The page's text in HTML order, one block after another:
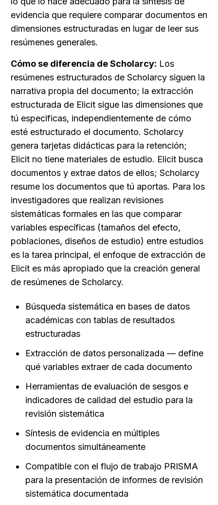
evidencia que requiere comparar documentos en
dimensiones estructuradas en lugar de leer sus
resúmenes generales.
Cómo se diferencia de Scholarcy: Los
resúmenes estructurados de Scholarcy siguen la
narrativa propia del documento; la extracción
estructurada de Elicit sigue las dimensiones que
tú especificas, independientemente de cómo
esté estructurado el documento. Scholarcy
genera tarjetas didácticas para la retención;
Elicit no tiene materiales de estudio. Elicit busca
documentos y extrae datos de ellos; Scholarcy
resume los documentos que tú aportas. Para los
investigadores que realizan revisiones
sistemáticas formales en las que comparar
variables específicas (tamaños del efecto,
poblaciones, diseños de estudio) entre estudios
es la tarea principal, el enfoque de extracción de
Elicit es más apropiado que la creación general
de resúmenes de Scholarcy.
Búsqueda sistemática en bases de datos
académicas con tablas de resultados
estructuradas
Extracción de datos personalizada — define
qué variables extraer de cada documento
Herramientas de evaluación de sesgos e
indicadores de calidad del estudio para la
revisión sistemática
Síntesis de evidencia en múltiples
documentos simultáneamente
Compatible con el flujo de trabajo PRISMA
para la presentación de informes de revisión
sistemática documentada